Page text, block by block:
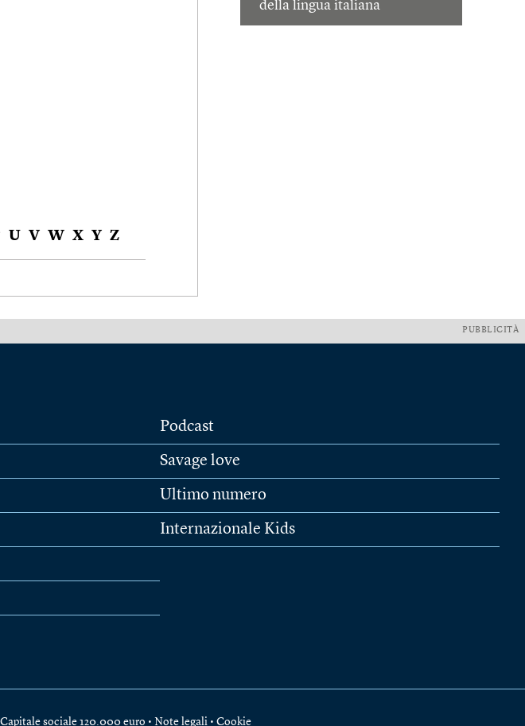
della lingua italiana
U V W X Y Z
PUBBLICITÀ
Podcast
Savage love
Ultimo numero
Internazionale Kids
sociale 120.000 euro • Note legali • Cookie